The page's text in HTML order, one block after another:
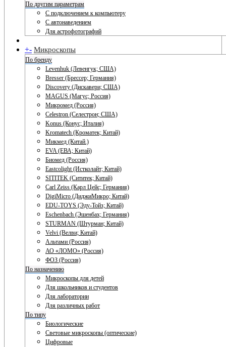
По другим параметрам
С подключением к компьютеру
С автонаведением
Для астрофотографий
+- Микроскопы
По бренду
Levenhuk (Левенгук; США)
Bresser (Брессер; Германия)
Discovery (Дискавери; США)
MAGUS (Магус; Россия)
Микромед (Россия)
Celestron (Селестрон; США)
Konus (Конус; Италия)
Kromatech (Кроматек; Китай)
Микмед (Китай.)
EVA (ЕВА; Китай)
Биомед (Россия)
Eastcolight (Истколайт; Китай)
SITITEK (Сититек; Китай)
Carl Zeiss (Карл Цейс; Германия)
DigiMicro (ДиджиМикро; Китай)
EDU-TOYS (Эду-Тойз; Китай)
Eschenbach (Эшенбах; Германия)
STURMAN (Штурман; Китай)
Velvi (Велви; Китай)
Альтами (Россия)
АО «ЛОМО» (Россия)
ФОЗ (Россия)
По назначению
Микроскопы для детей
Для школьников и студентов
Для лаборатории
Для различных работ
По типу
Биологические
Световые микроскопы (оптические)
Цифровые